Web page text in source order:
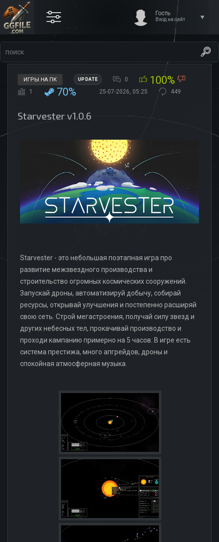
Гость
Вход на сайт
ИГРЫ НА ПК UPDATE 0 100%
1 70% 25-07-2026, 05:25 449
Starvester v1.0.6
Starvester - это небольшая поэтапная игра про
развитие межзвездного производства и
строительство огромных космических сооружений.
Запускай дроны, автоматизируй добычу, собирай
ресурсы, открывай улучшения и постепенно расширяй
свою сеть. Строй мегастроения, получай силу звезд и
других небесных тел, прокачивай производство и
проходи кампанию примерно на 5 часов. В игре есть
система престижа, много апгрейдов, дроны и
спокойная атмосферная музыка.